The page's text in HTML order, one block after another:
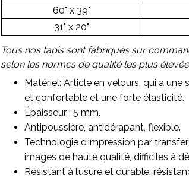
60" x 39"
31" x 20"
Tous nos tapis sont fabriqués sur
selon les normes de qualité les plus
Matériel: Article en velours, qui a une
et confortable et une forte élasticité.
Épaisseur : 5 mm.
Antipoussière, antidérapant, flexible.
Technologie d’impression par
images de haute qualité, difficiles à
Résistant à l’usure et durable,